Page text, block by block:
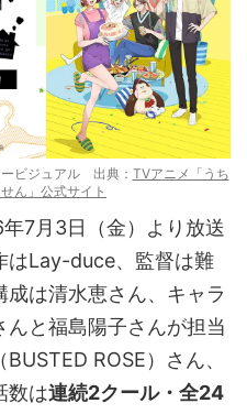
ビジュアル 出典： TVアニメ「うち
ん」公式サイト
7月3日（金）より放送
はLay-duce、監督は難
は清水恵さん、キャラ
と福島陽子さんが担当
ROSE）さん、
数は連続2クール・全24